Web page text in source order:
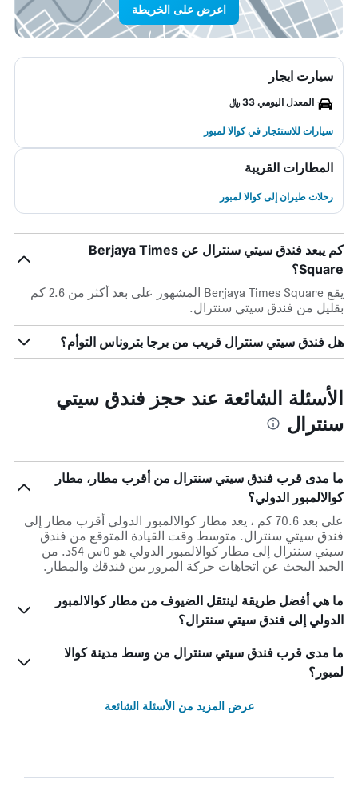
اعرض على الخريطة
سيارت ايجار
المعدل اليومي 33 ﷼
سيارات للاستئجار في كوالا لمبور
المطارات القريبة
رحلات طيران إلى كوالا لمبور
كم يبعد فندق سيتي سنترال عن Berjaya Times
Square؟
يقع Berjaya Times Square المشهور على بعد أكثر من 2.6 كم
بقليل من فندق سيتي سنترال.
هل فندق سيتي سنترال قريب من برجا بتروناس التوأم؟
الأسئلة الشائعة عند حجز فندق سيتي
سنترال
ما مدى قرب فندق سيتي سنترال من أقرب مطار، مطار
كوالالمبور الدولي؟
على بعد 70.6 كم ، يعد مطار كوالالمبور الدولي أقرب مطار إلى
فندق سيتي سنترال. متوسط وقت القيادة المتوقع من فندق
سيتي سنترال إلى مطار كوالالمبور الدولي هو 0س 54د. من
الجيد البحث عن اتجاهات حركة المرور بين فندقك والمطار.
ما هي أفضل طريقة لينتقل الضيوف من مطار كوالالمبور
الدولي إلى فندق سيتي سنترال؟
ما مدى قرب فندق سيتي سنترال من وسط مدينة كوالا
لمبور؟
عرض المزيد من الأسئلة الشائعة